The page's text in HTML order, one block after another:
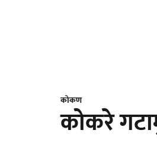
कोकण
कोकरे